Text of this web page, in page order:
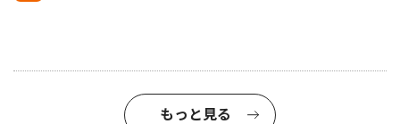
もっと見る